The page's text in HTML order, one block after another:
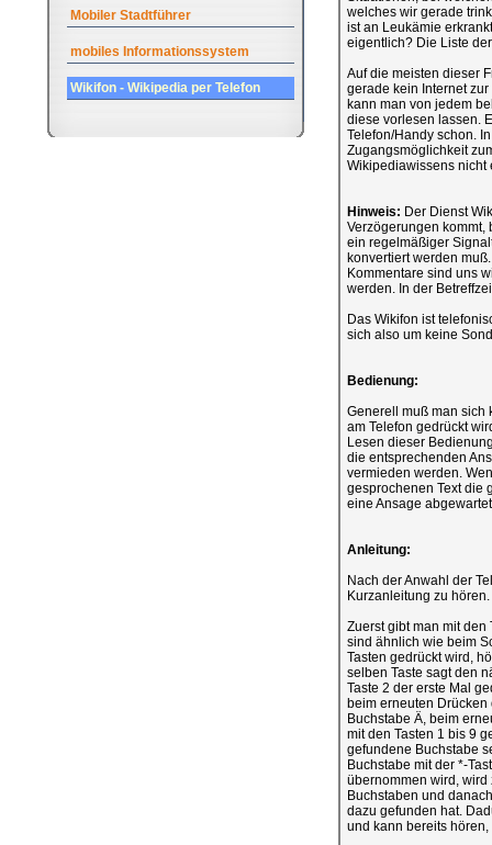
Mobiler Stadtführer
mobiles Informationssystem
Wikifon - Wikipedia per Telefon
welches wir gerade
ist an Leukämie
eigentlich? Die Liste
Auf die meisten dieser
gerade kein Internet
kann man von jedem
diese vorlesen lassen.
Telefon/Handy schon.
Zugangsmöglichkeit
Wikipediawissens nicht
Hinweis: Der Dienst
Verzögerungen kommt,
ein regelmäßiger
konvertiert werden
Kommentare sind uns
werden. In der
Das Wikifon ist
sich also um keine
Bedienung:
Generell muß man sich
am Telefon gedrückt
Lesen dieser
die entsprechenden
vermieden werden.
gesprochenen Text die
eine Ansage
Anleitung:
Nach der Anwahl der
Kurzanleitung zu
Zuerst gibt man mit den
sind ähnlich wie beim
Tasten gedrückt wird,
selben Taste sagt den
Taste 2 der erste Mal
beim erneuten
Buchstabe Ä, beim
mit den Tasten 1 bis 9
gefundene Buchstabe
Buchstabe mit der *-
übernommen wird,
Buchstaben und
dazu gefunden hat.
und kann bereits